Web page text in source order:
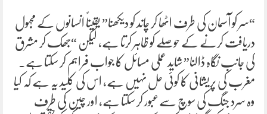
“سر کو آسمان کی طرف اٹھا کر چاند کو دیکھنا” یقیناً انسانوں کے مجہول
دریافت کرنے کے حوصلے کو ظاہر کرتا ہے، لیکن “جھک کر مشرق
کی جانب نگاہ ڈالنا” شاید عملی مسائل کا جواب فراہم کر سکتا ہے۔
مغرب کی پریشانی کا کوئی حل نہیں ہے، اس کی کلید یہ ہے کہ کیا
وہ سرد جنگ کی سوچ سےعبور کر سکتا ہے، اور چین کی طرف